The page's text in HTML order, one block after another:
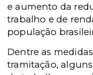
e aumento da
trabalho e de
população
Dentre as
tramitação,